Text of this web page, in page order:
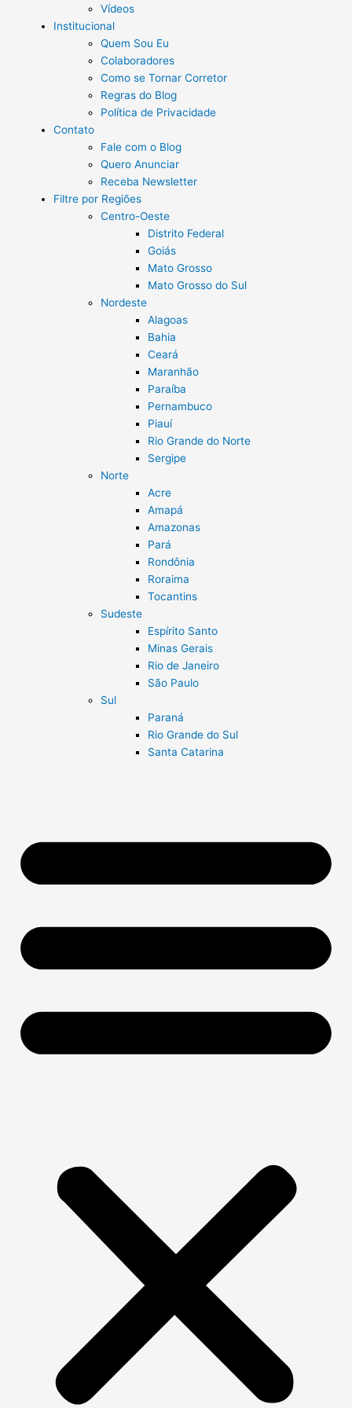
Vídeos
Institucional
Quem Sou Eu
Colaboradores
Como se Tornar Corretor
Regras do Blog
Política de Privacidade
Contato
Fale com o Blog
Quero Anunciar
Receba Newsletter
Filtre por Regiões
Centro-Oeste
Distrito Federal
Goiás
Mato Grosso
Mato Grosso do Sul
Nordeste
Alagoas
Bahia
Ceará
Maranhão
Paraíba
Pernambuco
Piauí
Rio Grande do Norte
Sergipe
Norte
Acre
Amapá
Amazonas
Pará
Rondônia
Roraima
Tocantins
Sudeste
Espírito Santo
Minas Gerais
Rio de Janeiro
São Paulo
Sul
Paraná
Rio Grande do Sul
Santa Catarina